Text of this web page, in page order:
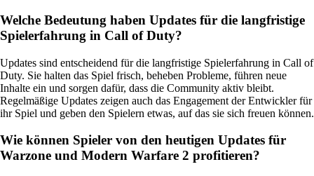
Welche Bedeutung haben Updates für die langfristige
Spielerfahrung in Call of Duty?
Updates sind entscheidend für die langfristige Spielerfahrung in Call of
Duty. Sie halten das Spiel frisch, beheben Probleme, führen neue
Inhalte ein und sorgen dafür, dass die Community aktiv bleibt.
Regelmäßige Updates zeigen auch das Engagement der Entwickler für
ihr Spiel und geben den Spielern etwas, auf das sie sich freuen können.
Wie können Spieler von den heutigen Updates für
Warzone und Modern Warfare 2 profitieren?